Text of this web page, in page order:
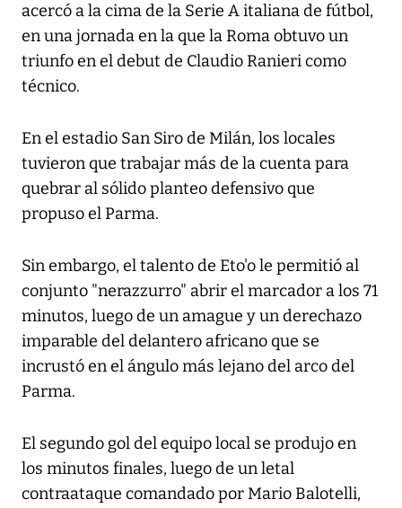
acercó a la cima de la Serie A italiana de fútbol,
en una jornada en la que la Roma obtuvo un
triunfo en el debut de Claudio Ranieri como
técnico.
En el estadio San Siro de Milán, los locales
tuvieron que trabajar más de la cuenta para
quebrar al sólido planteo defensivo que
propuso el Parma.
Sin embargo, el talento de Eto'o le permitió al
conjunto "nerazzurro" abrir el marcador a los 71
minutos, luego de un amague y un derechazo
imparable del delantero africano que se
incrustó en el ángulo más lejano del arco del
Parma.
El segundo gol del equipo local se produjo en
los minutos finales, luego de un letal
contraataque comandado por Mario Balotelli,